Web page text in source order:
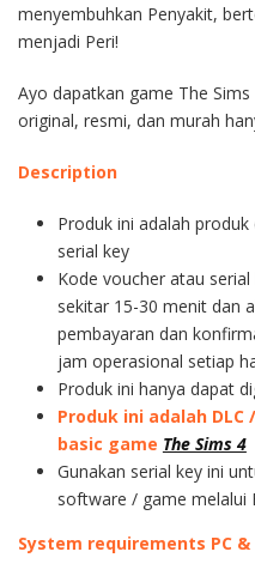
menyembuhkan Penyakit,
menjadi Peri!
Ayo dapatkan game The
original, resmi, dan murah
Description
Produk ini adalah
serial key
Kode voucher atau
sekitar 15-30 menit dan
pembayaran dan
jam operasional setiap
Produk ini hanya dapat
Produk ini adalah
basic game The Sims 4
Gunakan serial key ini
software / game melalui
System requirements PC &